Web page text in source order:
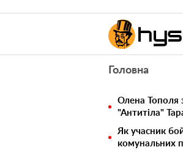
Головна
Олена Тополя
"Антитіла"
Як учасник
комунальних